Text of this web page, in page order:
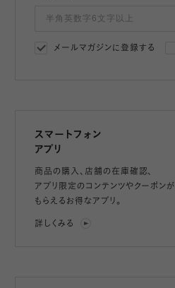
メールマガジンに登録する
スマートフォン
アプリ
商品の購入、店舗の在庫確認、
アプリ限定のコンテンツやクーポンが
もらえるお得なアプリ。
詳しくみる